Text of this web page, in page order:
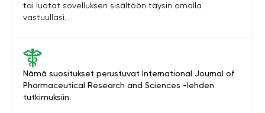
Nämä suositukset perustuvat International Journal of
Pharmaceutical Research and Sciences -lehden
tutkimuksiin.
tai luotat sovelluksen sisältöön täysin omalla
vastuullasi.